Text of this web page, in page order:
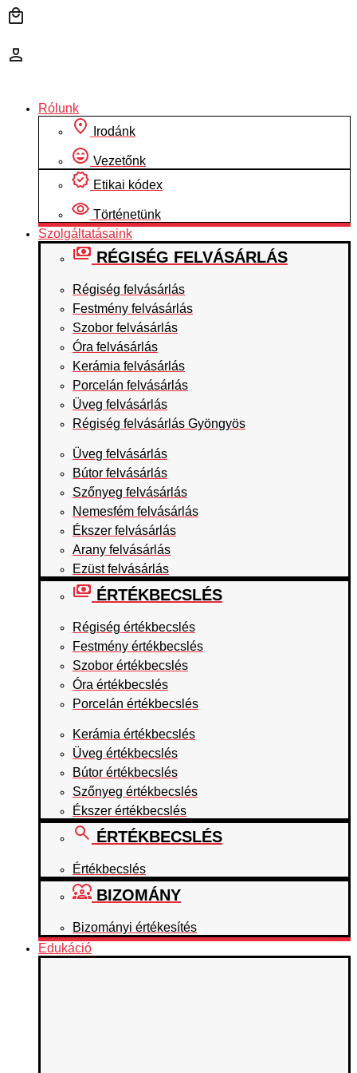
Ugrás
a
Rólunk
Irodánk
Vezetőnk
Etikai kódex
Történetünk
Szolgáltatásaink
RÉGISÉG FELVÁSÁRLÁS
Régiség felvásárlás
Festmény felvásárlás
Szobor felvásárlás
Óra felvásárlás
Kerámia felvásárlás
Porcelán felvásárlás
Üveg felvásárlás
Régiség felvásárlás Gyöngyös
Üveg felvásárlás
Bútor felvásárlás
Szőnyeg felvásárlás
Nemesfém felvásárlás
Ékszer felvásárlás
Arany felvásárlás
Ezüst felvásárlás
ÉRTÉKBECSLÉS
Régiség értékbecslés
Festmény értékbecslés
Szobor értékbecslés
Óra értékbecslés
Porcelán értékbecslés
Kerámia értékbecslés
Üveg értékbecslés
Bútor értékbecslés
Szőnyeg értékbecslés
Ékszer értékbecslés
ÉRTÉKBECSLÉS
Értékbecslés
BIZOMÁNY
Bizományi értékesítés
Edukáció